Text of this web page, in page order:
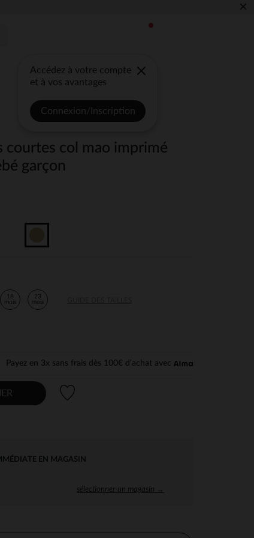
×
Accédez à votre compte
et à vos avantages
Connexion/Inscription
courtes col mao imprimé
garçon
18
mois
23
mois
Payez en 3x sans frais dès 100€ d'achat avec
EN MAGASIN
sélectionner un magasin →